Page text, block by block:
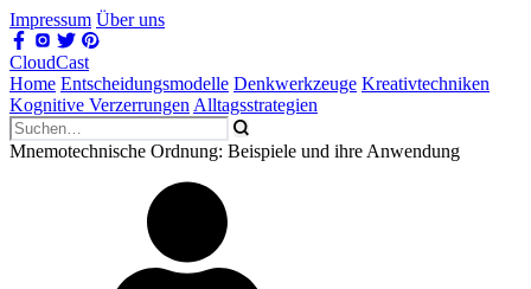
Impressum Über uns
CloudCast
Home Entscheidungsmodelle Denkwerkzeuge Kreativtechniken
Kognitive Verzerrungen Alltagsstrategien
Mnemotechnische Ordnung: Beispiele und ihre Anwendung